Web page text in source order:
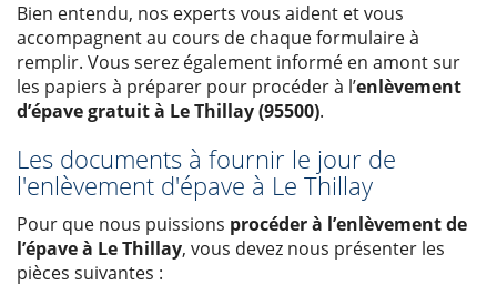
Bien entendu, nos experts vous aident et vous
accompagnent au cours de chaque formulaire à
remplir. Vous serez également informé en amont sur
les papiers à préparer pour procéder à l’enlèvement
d’épave gratuit à Le Thillay (95500).
Les documents à fournir le jour de
l'enlèvement d'épave à Le Thillay
Pour que nous puissions procéder à l’enlèvement de
l’épave à Le Thillay, vous devez nous présenter les
pièces suivantes :